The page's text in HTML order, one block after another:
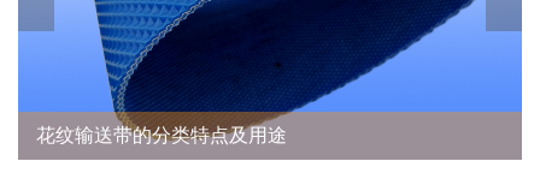
尼龙片基带与聚酯带的优劣势